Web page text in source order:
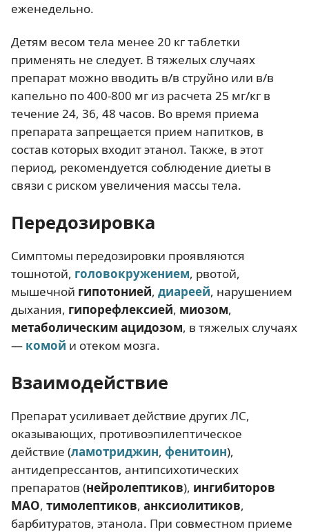
еженедельно.
Детям весом тела менее 20 кг таблетки
применять не следует. В тяжелых случаях
препарат можно вводить в/в струйно или в/в
капельно по 400-800 мг из расчета 25 мг/кг в
течение 24, 36, 48 часов. Во время приема
препарата запрещается прием напитков, в
состав которых входит этанол. Также, в этот
период, рекомендуется соблюдение диеты в
связи с риском увеличения массы тела.
Передозировка
Симптомы передозировки проявляются
тошнотой, головокружением, рвотой,
мышечной гипотонией, диареей, нарушением
дыхания, гипорефлексией, миозом,
метаболическим ацидозом, в тяжелых случаях
— комой и отеком мозга.
Взаимодействие
Препарат усиливает действие других ЛС,
оказывающих, противоэпилептическое
действие (ламотриджин, фенитоин),
антидепрессантов, антипсихотических
препаратов (нейролептиков), ингибиторов
МАО, тимолептиков, анксиолитиков,
барбитуратов, этанола. При совместном приеме